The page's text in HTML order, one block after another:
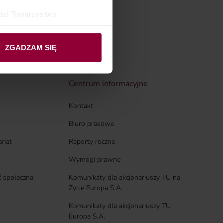
Towarzystwo
ZGADZAM SIĘ
Centrum informacyjne
Kontakt
Biuro prasowe
Raporty roczne
Wymogi prawne
Komunikaty dla akcjonariuszy TU na
Życie Europa S.A.
Komunikaty dla akcjonariuszy TU
Europa S.A.